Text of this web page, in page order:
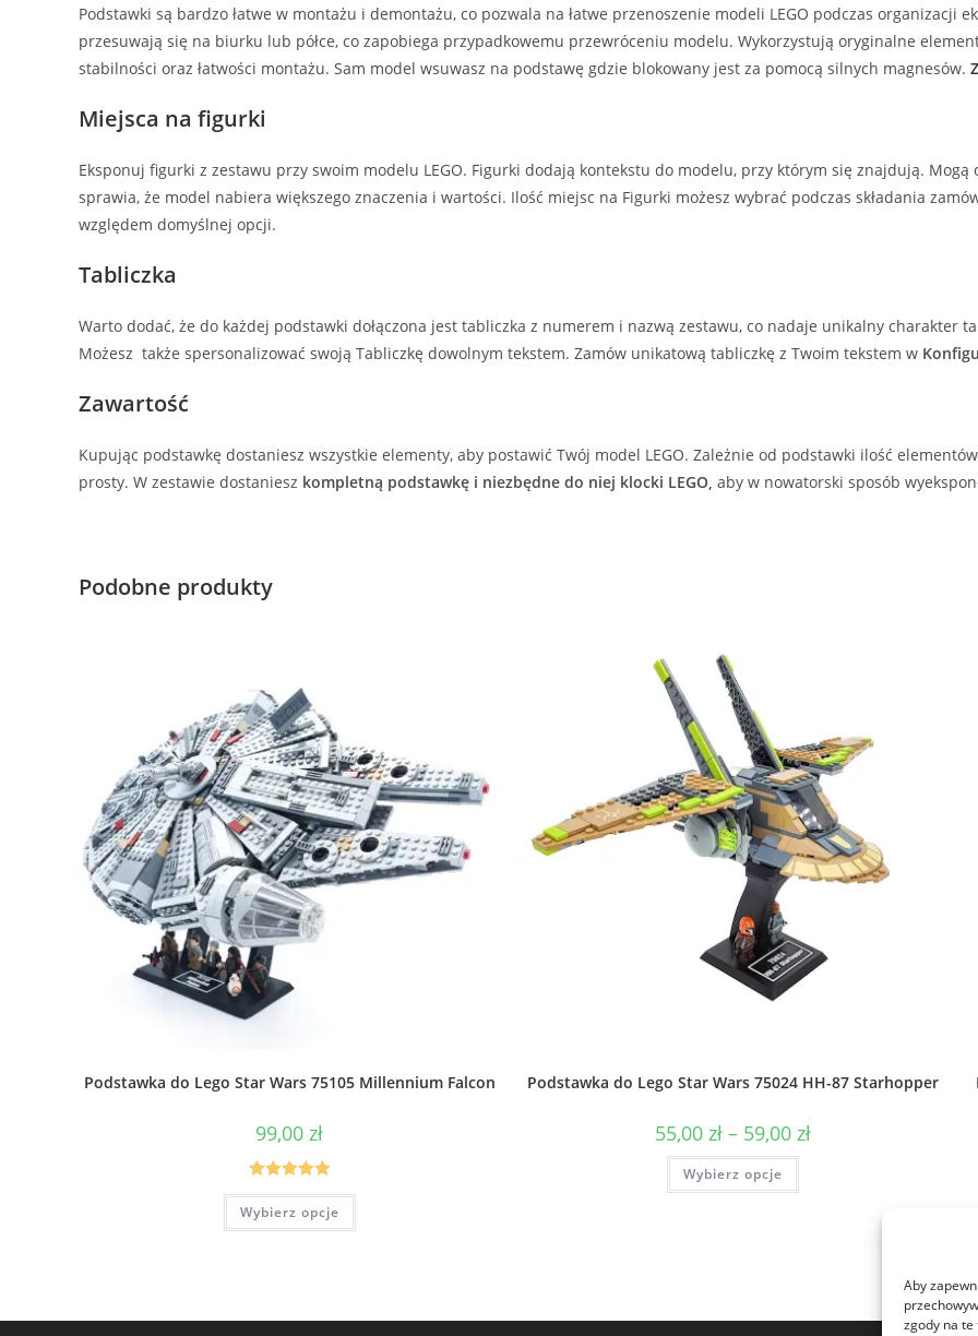
Aby
zgody na
Podstawki są bardzo łatwe w montażu i demontażu, co pozwala na łatwe przenoszenie modeli LEGO podczas organizacji
przesuwają się na biurku lub półce, co zapobiega przypadkowemu przewróceniu modelu. Wykorzystują oryginalne
stabilności oraz łatwości montażu. Sam model wsuwasz na podstawę gdzie blokowany jest za pomocą silnych magnesów.
Miejsca na figurki
Eksponuj figurki z zestawu przy swoim modelu LEGO. Figurki dodają kontekstu do modelu, przy którym się znajdują.
sprawia, że model nabiera większego znaczenia i wartości. Ilość miejsc na Figurki możesz wybrać podczas składania
względem domyślnej opcji.
Tabliczka
Warto dodać, że do każdej podstawki dołączona jest tabliczka z numerem i nazwą zestawu, co nadaje unikalny charakter
Możesz także spersonalizować swoją Tabliczkę dowolnym tekstem. Zamów unikatową tabliczkę z Twoim tekstem w
Zawartość
Kupując podstawkę dostaniesz wszystkie elementy, aby postawić Twój model LEGO. Zależnie od podstawki ilość
prosty. W zestawie dostaniesz kompletną podstawkę i niezbędne do niej klocki LEGO, aby w nowatorski sposób
Podobne produkty
Podstawka do Lego Star Wars 75105 Millennium Falcon
99,00zł
Oceniono
5.00na 5
Wybierz opcje
Ten
ma
na
Podstawka do Lego Star Wars 75024 HH-87 Starhopper
55,00zł – 59,00złZakres
Wybierz opcje
Ten
ma